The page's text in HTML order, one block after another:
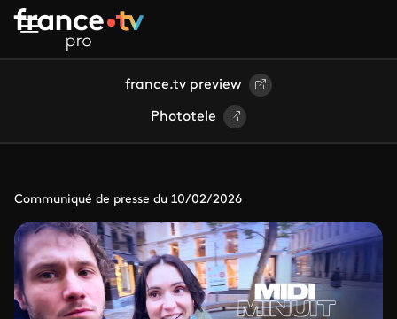
Aller au contenu principal
france.tv preview
Phototele
Communiqué de presse du 10/02/2026